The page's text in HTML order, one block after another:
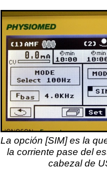
La opción [SIM] es la
la corriente pase del
cabezal de